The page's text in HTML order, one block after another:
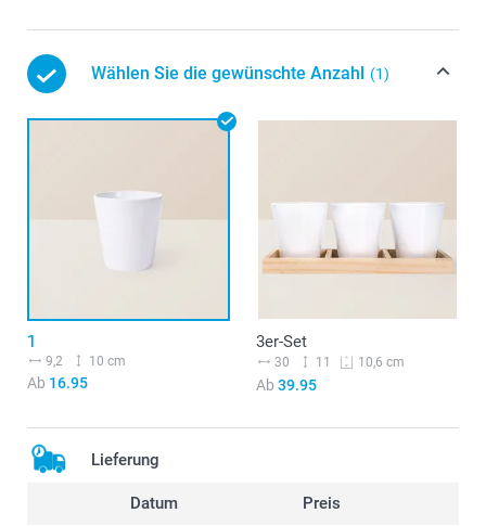
Wählen Sie die gewünschte Anzahl (1)
1
9,2 10 cm
Ab 16.95
3er-Set
30 11 10,6 cm
Ab 39.95
Lieferung
Datum Preis